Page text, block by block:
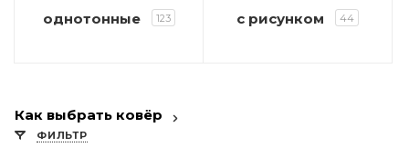
однотонные 123 с рисунком 44
Как выбрать ковёр
ФИЛЬТР